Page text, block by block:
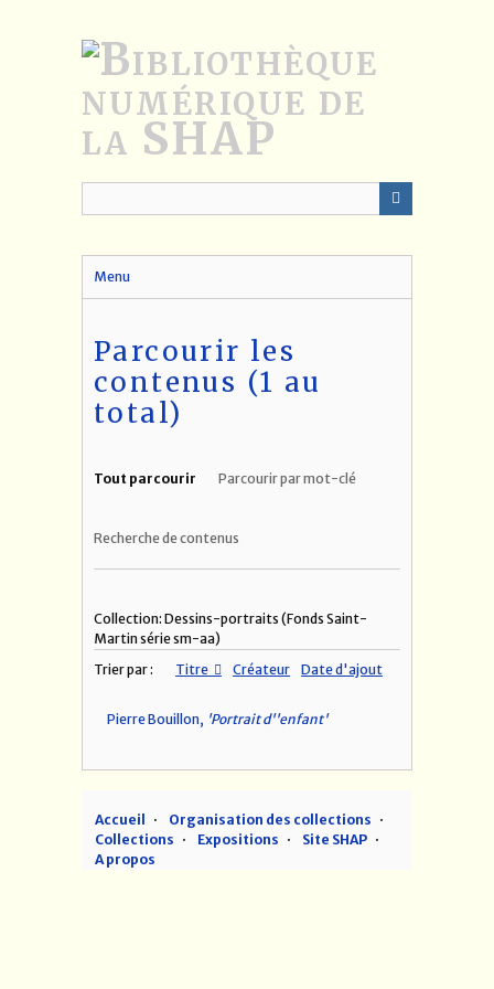
Menu
Parcourir les
contenus (1 au
total)
Tout parcourir Parcourir par mot-clé
Recherche de contenus
Collection: Dessins-portraits (Fonds Saint-
Martin série sm-aa)
Trier par :
Titre Créateur Date d'ajout
Pierre Bouillon, 'Portrait d''enfant'
Accueil
Organisation des collections
Collections
Expositions
Site SHAP
A propos